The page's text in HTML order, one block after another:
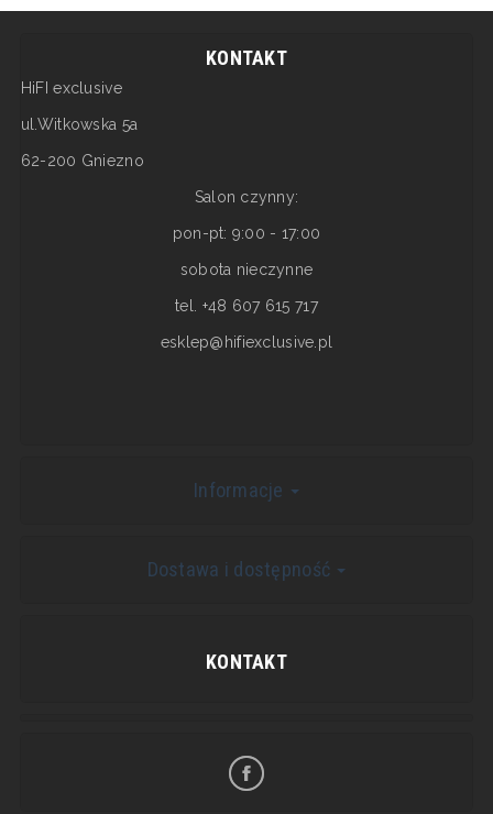
KONTAKT
HiFI exclusive
ul.Witkowska 5a
62-200 Gniezno
Salon czynny:
pon-pt: 9:00 - 17:00
sobota nieczynne
tel. +48 607 615 717
esklep@hifiexclusive.pl
Informacje
Dostawa i dostępność
KONTAKT